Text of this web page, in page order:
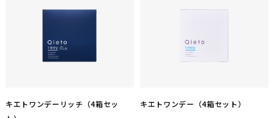
キエトワンデーリッチ（4箱セッ
キエトワンデー（4箱セット）